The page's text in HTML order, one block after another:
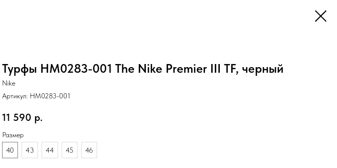
Турфы HM0283-001 The Nike Premier III TF, черный
Nike
Артикул: HM0283-001
11 590 р.
Размер
40
43 44 45 46